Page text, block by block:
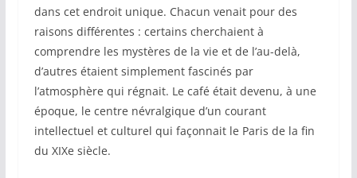
dans cet endroit unique. Chacun venait pour des
raisons différentes : certains cherchaient à
comprendre les mystères de la vie et de l’au-delà,
d’autres étaient simplement fascinés par
l’atmosphère qui régnait. Le café était devenu, à une
époque, le centre névralgique d’un courant
intellectuel et culturel qui façonnait le Paris de la fin
du XIXe siècle.